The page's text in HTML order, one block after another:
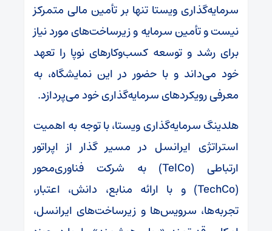
سرمایه‌گذاری ویستا تنها بر تأمین مالی متمرکز
نیست و تأمین سرمایه و زیرساخت‌های مورد نیاز
برای رشد و توسعه کسب‌وکارهای نوپا را تعهد
خود می‌داند و با حضور در این نمایشگاه، به
معرفی رویکردهای سرمایه‌گذاری خود می‌پردازد.
هلدینگ سرمایه‌گذاری ویستا، با توجه به اهمیت
استراتژی ایرانسل در مسیر گذار از اپراتور
ارتباطی (TelCo) به شرکت فناوری‌محور
(TechCo) و با ارائه منابع، دانش، اعتبار،
تجربه‌ها، سرویس‌ها و زیرساخت‌های ایرانسل،